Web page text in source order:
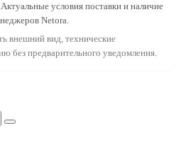
условия поставки и наличие
Netora.
внешний вид, технические
без предварительного уведомления.